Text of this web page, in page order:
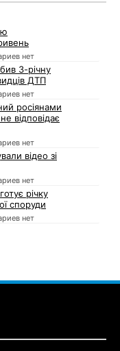
нет
3-річну
ДТП
нет
росіянами
відповідає
нет
відео зі
нет
річку
споруди
нет